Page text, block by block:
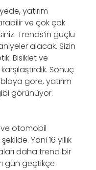
yatırım
ve çok çok
Trends’in güçlü
alacak. Sizin
Bisiklet ve
Sonuç
göre, yatırım
görünüyor.
ve otomobil
Yani 16 yıllık
daha trend bir
gün geçtikçe